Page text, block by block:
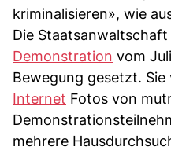
kriminalisieren», wie
Die
Demonstration vom
Bewegung gesetzt.
Internet Fotos von
mehrere